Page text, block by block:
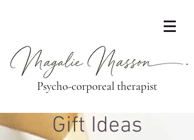
Psycho-corporeal therapist
Gift Ideas